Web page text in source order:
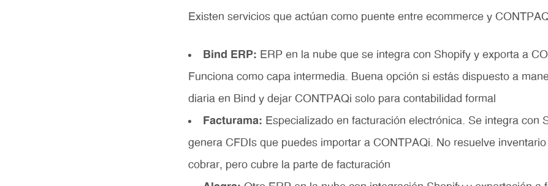
Existen servicios que actúan como puente entre ecommerce y
Bind ERP: ERP en la nube que se integra con Shopify y exporta a
Funciona como capa intermedia. Buena opción si estás dispuesto a
diaria en Bind y dejar CONTPAQi solo para contabilidad formal
Facturama: Especializado en facturación electrónica. Se integra con
genera CFDIs que puedes importar a CONTPAQi. No resuelve
cobrar, pero cubre la parte de facturación